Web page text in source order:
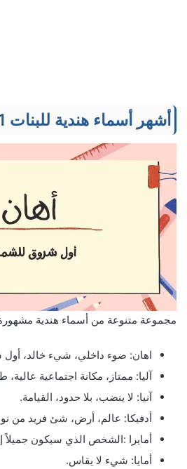
أشهر أسماء هندية للبنات 2021
مجموعة متنوعة من أسماء هندية
اهان: ضوء داخلي، شيء خالد،
آليا: ممتاز، مكانة اجتماعية
آنيا: لا ينضب، بلا حدود، القيامة.
أدفيكا: عالم، أرض، شئ فريد من
أمايرا :الشخص الذي سيكون جميلاً
أمايا: شيء لا يقاس.